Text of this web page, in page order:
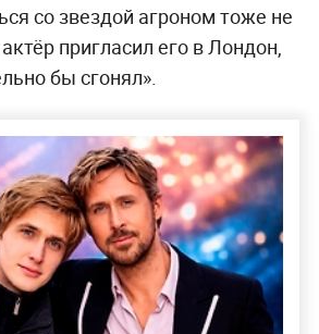
со звездой агроном тоже не
пригласил его в Лондон,
бы сгонял».